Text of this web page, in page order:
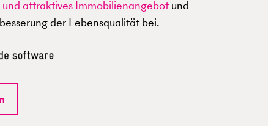
und attraktives Immobilienangebot und
der Lebensqualität bei.